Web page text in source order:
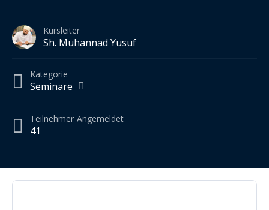
Kursleiter
Sh. Muhannad Yusuf
Kategorie
Seminare
41
Teilnehmer Angemeldet